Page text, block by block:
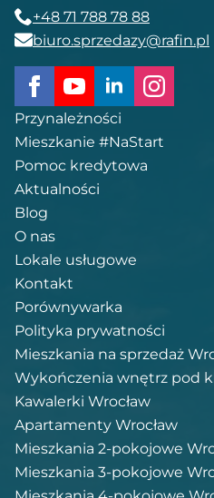
+48 71 788 78 88
biuro.sprzedazy@rafin.pl
Przynależności
Mieszkanie #NaStart
Pomoc kredytowa
Aktualności
Blog
O nas
Lokale usługowe
Kontakt
Porównywarka
Polityka prywatności
Mieszkania na sprzedaż
Wykończenia wnętrz pod
Kawalerki Wrocław
Apartamenty Wrocław
Mieszkania 2-pokojowe
Mieszkania 3-pokojowe